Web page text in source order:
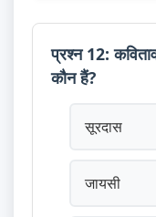
प्रश्न 12:
कौन हैं?
सूरदास
जायसी